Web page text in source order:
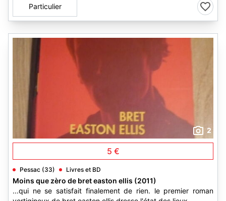
Particulier
2
5 €
Pessac (33) Livres et BD
Moins que zèro de bret easton ellis (2011)
...qui ne se satisfait finalement de rien. le premier roman